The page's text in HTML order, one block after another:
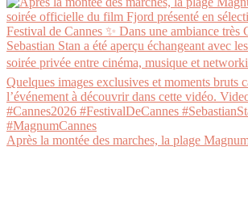
Après la montée des marches, la plage